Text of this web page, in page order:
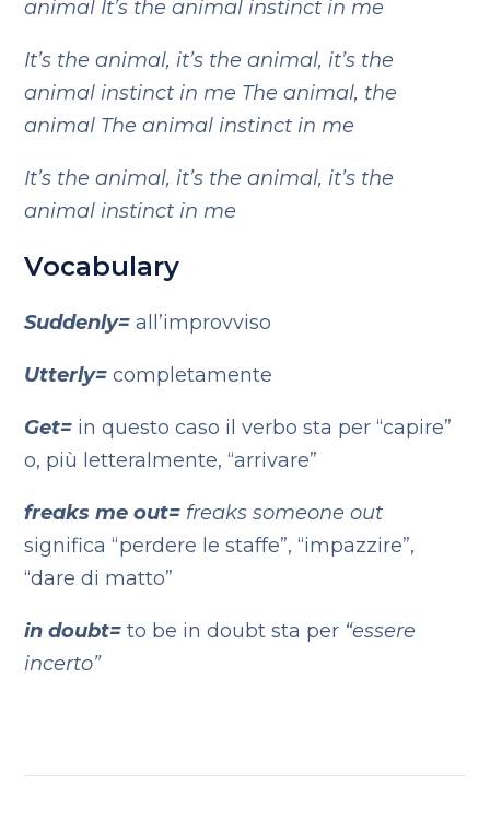
animal It’s the animal instinct in me
It’s the animal, it’s the animal, it’s the
animal instinct in me The animal, the
animal The animal instinct in me
It’s the animal, it’s the animal, it’s the
animal instinct in me
Vocabulary
Suddenly=all’improvviso
Utterly= completamente
Get= in questo caso il verbo sta per “capire”
o, più letteralmente, “arrivare”
freaks me out= freaks someone out
significa “perdere le staffe”, “impazzire”,
“dare di matto”
in doubt= to be in doubt sta per “essere
incerto”